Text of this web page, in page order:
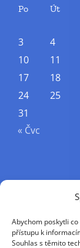
Abychom poskytli
přístupu k
Souhlas s těmito
Po Út
3
4
10
11
17
18
24
25
31
« Čvc
Příjmení
Křestní jméno